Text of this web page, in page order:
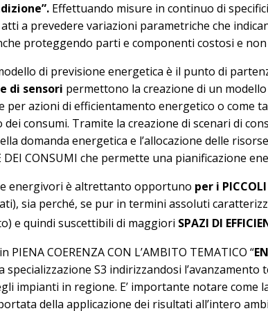
Effettuando misure in continuo di
a prevedere variazioni parametriche che
proteggendo parti e componenti costosi e
di previsione energetica è il punto di
di sensori permettono la creazione di un
azioni di efficientamento energetico o come
consumi. Tramite la creazione di scenari di
domanda energetica e l’allocazione delle
DEI CONSUMI che permette una pianificazione
energivori è altrettanto opportuno per i
sia perché, se pur in termini assoluti
e quindi suscettibili di maggiori SPAZI DI
COERENZA CON L’AMBITO TEMATICO “
S3 indirizzandosi
impianti in regione. E’ importante notare
della applicazione dei risultati all’intero